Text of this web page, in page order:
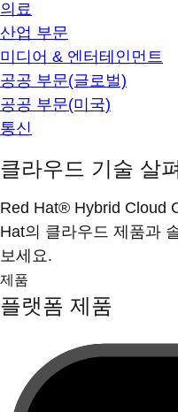
의료
산업 부문
미디어 & 엔터테인먼트
공공 부문(글로벌)
공공 부문(미국)
통신
클라우드 기술 살
Red Hat® Hybrid Cloud
Hat의 클라우드 제품과
보세요.
제품
플랫폼 제품